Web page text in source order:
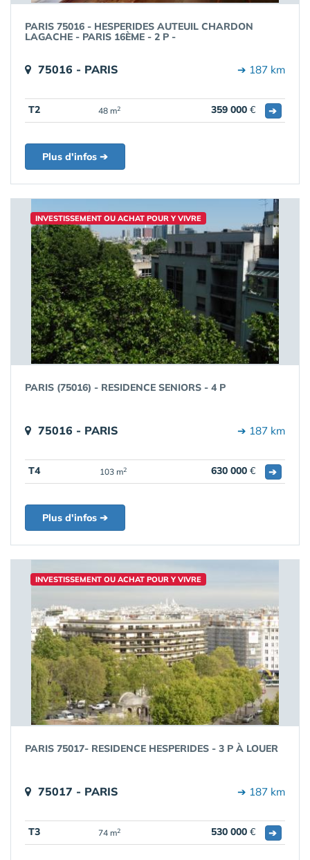
PARIS 75016 - HESPERIDES AUTEUIL CHARDON
LAGACHE - PARIS 16ÈME - 2 P -
75016 - PARIS ➔ 187 km
T2 48 m2 359 000 € ➔
Plus d'infos ➔
INVESTISSEMENT OU ACHAT POUR Y VIVRE
PARIS (75016) - RESIDENCE SENIORS - 4 P
75016 - PARIS ➔ 187 km
T4 103 m2 630 000 € ➔
Plus d'infos ➔
INVESTISSEMENT OU ACHAT POUR Y VIVRE
PARIS 75017- RESIDENCE HESPERIDES - 3 P À LOUER
75017 - PARIS ➔ 187 km
T3 74 m2 530 000 € ➔